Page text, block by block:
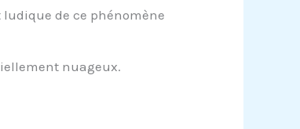
de ce phénomène
nuageux.